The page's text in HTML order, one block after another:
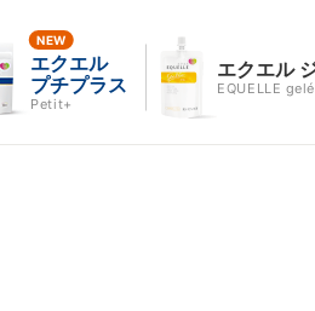
エクエル
プチプラス
Petit+
エクエル
EQUELLE